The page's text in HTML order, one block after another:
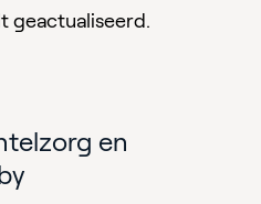
geactualiseerd.
en